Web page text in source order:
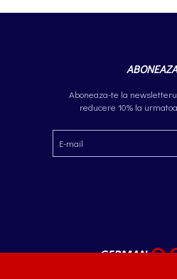
Aboneaza-te la
reducere 10% la